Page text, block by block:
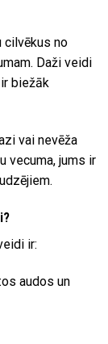
cilvēkus no
Daži veidi
biežāk
vai nevēža
vecuma, jums ir
ir:
audos un